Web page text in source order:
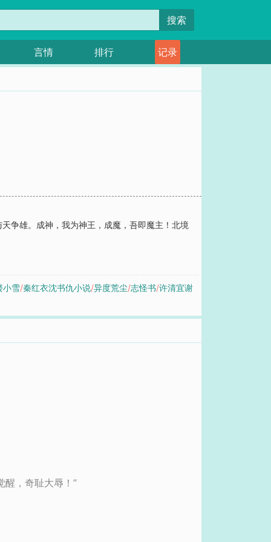
搜索
言情 排行 记录
争雄。成神，我为神王，成魔，吾即魔主！北境
小雪/秦红衣沈书仇小说/异度荒尘/志怪书/许清宜谢
醒，奇耻大辱！”